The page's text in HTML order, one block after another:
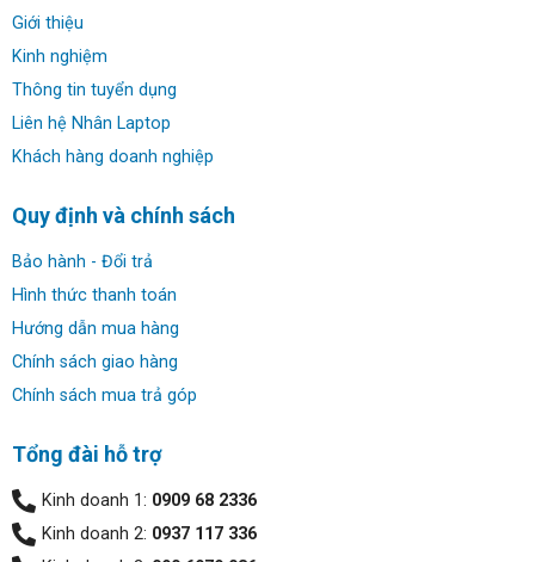
Giới thiệu
Kinh nghiệm
Thông tin tuyển dụng
Liên hệ Nhân Laptop
Khách hàng doanh nghiệp
Quy định và chính sách
Bảo hành - Đổi trả
Hình thức thanh toán
Hướng dẫn mua hàng
Chính sách giao hàng
Chính sách mua trả góp
Tổng đài hỗ trợ
Kinh doanh 1: 0909 68 2336
Kinh doanh 2: 0937 117 336